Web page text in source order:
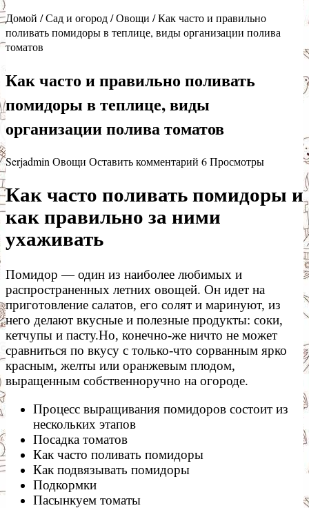
Домой /Сад и огород/Овощи /Как часто и правильно
поливать помидоры в теплице, виды организации полива
томатов
Как часто и правильно поливать
помидоры в теплице, виды
организации полива томатов
Serjadmin Овощи Оставить комментарий 6 Просмотры
Как часто поливать помидоры и
как правильно за ними
ухаживать
Помидор — один из наиболее любимых и
распространенных летних овощей. Он идет на
приготовление салатов, его солят и маринуют, из
него делают вкусные и полезные продукты: соки,
кетчупы и пасту.Но, конечно-же ничто не может
сравниться по вкусу с только-что сорванным ярко
красным, желты или оранжевым плодом,
выращенным собственноручно на огороде.
Процесс выращивания помидоров состоит из
нескольких этапов
Посадка томатов
Как часто поливать помидоры
Как подвязывать помидоры
Подкормки
Пасынкуем томаты